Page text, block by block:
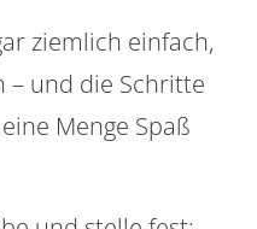
ziemlich einfach,
– und die Schritte
Menge Spaß